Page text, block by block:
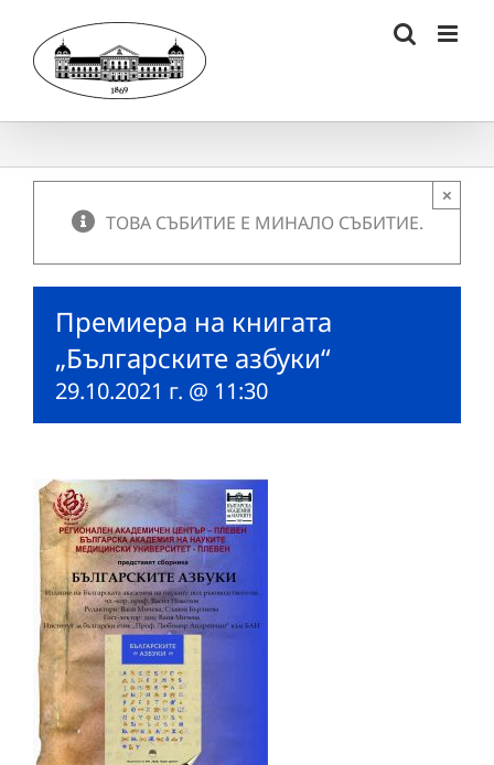
content
ТОВА СЪБИТИЕ Е МИНАЛО СЪБИТИЕ.
×
Премиера на книгата
„Българските азбуки“
29.10.2021 г. @ 11:30